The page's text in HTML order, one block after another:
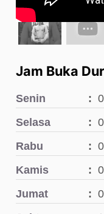
Jam Buka
Senin
Selasa
Rabu
Kamis
Jumat